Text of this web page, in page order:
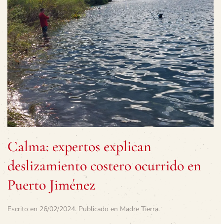
Calma: expertos explican
deslizamiento costero ocurrido en
Puerto Jiménez
Escrito en 26/02/2024. Publicado en Madre Tierra.